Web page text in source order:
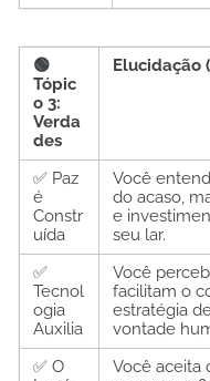
🟢
Tópic
o 3:
Verda
des
Elucidação
✅ Paz
é
Constr
uída
Você
do acaso,
e
seu lar.
✅
Tecnol
ogia
Auxilia
Você
facilitam o
estratégia
vontade
✅ O
Você aceita